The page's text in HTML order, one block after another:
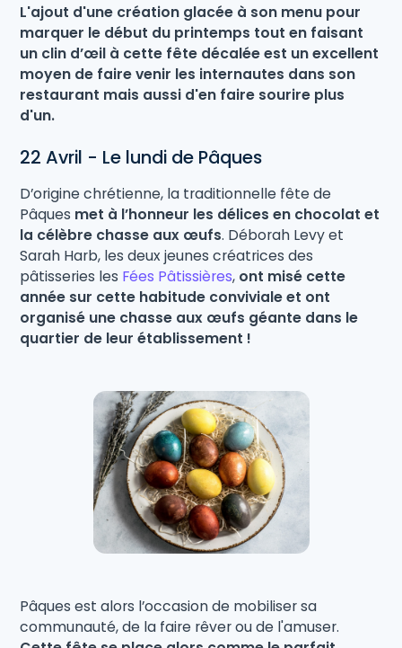
L'ajout d'une création glacée à son menu pour
marquer le début du printemps tout en faisant
un clin d’œil à cette fête décalée est un excellent
moyen de faire venir les internautes dans son
restaurant mais aussi d'en faire sourire plus
d'un.
22 Avril - Le lundi de Pâques
D’origine chrétienne, la traditionnelle fête de
Pâques met à l’honneur les délices en chocolat et
la célèbre chasse aux œufs. Déborah Levy et
Sarah Harb, les deux jeunes créatrices des
pâtisseries les Fées Pâtissières, ont misé cette
année sur cette habitude conviviale et ont
organisé une chasse aux œufs géante dans le
quartier de leur établissement !
Pâques est alors l’occasion de mobiliser sa
communauté, de la faire rêver ou de l'amuser.